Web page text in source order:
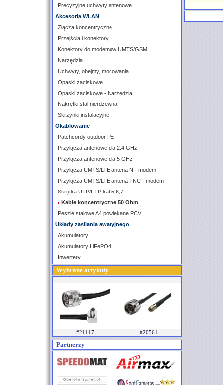
Precyzyjne uchwyty antenowe
Akcesoria WLAN
Złącza koncentryczne
Przejścia i konektory
Konektory do modemów UMTS/GSM
Narzędzia
Uchwyty, obejmy, mocowania
Opaski zaciskowe
Opaski zaciskowe - Narzędzia
Nakrętki stal nierdzewna
Skrzynki instalacyjne
Okablowanie
Patchcordy outdoor PE
Przyłącza antenowe dla 2.4 GHz
Przyłącza antenowe dla 5 GHz
Przyłącza UMTS/LTE antena N - modem
Przyłącza UMTS/LTE antena TNC - modem
Skrętka UTP/FTP kat.5,6,7
Kable koncentryczne 50 Ohm
Peszle stalowe A4 powlekane PCV
Układy zasilania awaryjnego
Akumulatory
Akumulatory LiFePO4
Inwertery
Wybrane artykuły
#21117 #20561
Partnerzy